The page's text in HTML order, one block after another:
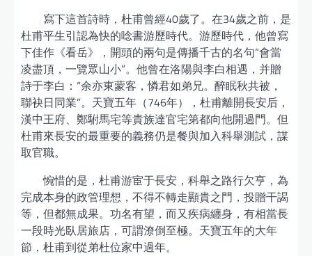
寫下這首詩時，杜甫曾經40歲了。在34歲之前，是
杜甫平生引認為快的唸書游歷時代。游歷時代，他曾寫
下佳作《看岳》，開頭的兩句是傳播千古的名句“會當
凌盡頂，一覽眾山小”。他曾在洛陽與李白相遇，并贈
詩于李白：“余亦東蒙客，憐君如弟兄。醉眠秋共被，
聯袂日同業”。天寶五年（746年），杜甫離開長安后，
漢中王府、鄭駙馬宅等貴族達官宅第都向他開過門。但
杜甫來長安的最重要的義務仍是餐與加入科舉測試，謀
取官職。
惋惜的是，杜甫游宦于長安，科舉之路行欠亨，為
完成本身的政管理想，不得不轉走顯貴之門，投贈干謁
等，但都無成果。功名有望，而又疾病纏身，有相當長
一段時光臥居旅店，可謂潦倒至極。天寶五年的大年
節，杜甫到從弟杜位家中過年。